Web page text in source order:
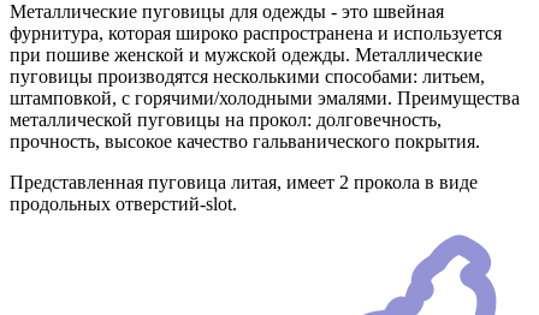
Металлические пуговицы для одежды - это швейная
фурнитура, которая широко распространена и используется
при пошиве женской и мужской одежды. Металлические
пуговицы производятся несколькими способами: литьем,
штамповкой, с горячими/холодными эмалями. Преимущества
металлической пуговицы на прокол: долговечность,
прочность, высокое качество гальванического покрытия.
Представленная пуговица литая, имеет 2 прокола в виде
продольных отверстий-slot.